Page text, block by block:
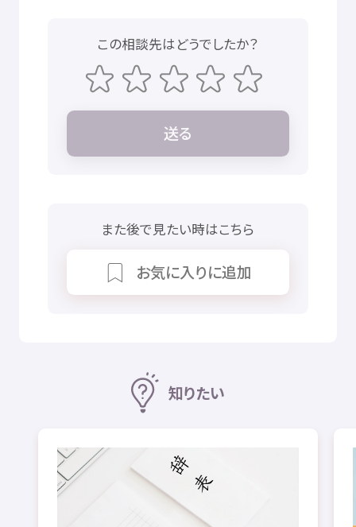
この相談先はどうでしたか？
送る
また後で見たい時はこちら
お気に入りに追加
知りたい